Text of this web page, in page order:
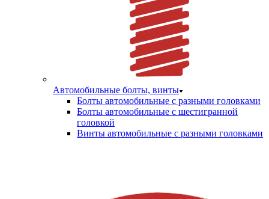
Автомобильные болты, винты
Болты автомобильные с разными головками
Болты автомобильные с шестигранной
головкой
Винты автомобильные с разными головками